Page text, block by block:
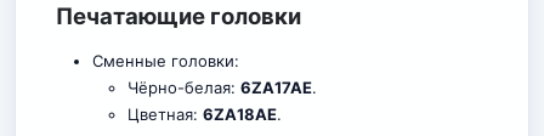
Печатающие головки
Сменные головки:
Чёрно-белая:6ZA17AE.
Цветная:6ZA18AE.